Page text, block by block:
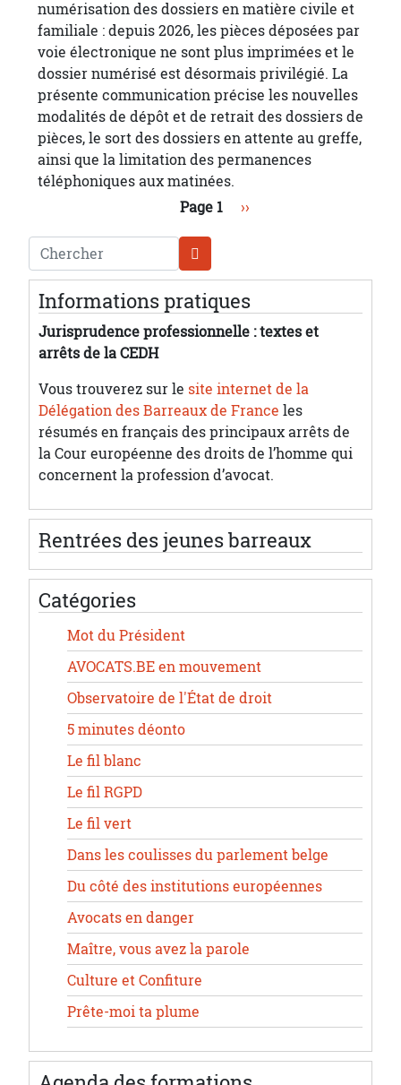
numérisation des dossiers en matière civile et
familiale : depuis 2026, les pièces déposées par
voie électronique ne sont plus imprimées et le
dossier numérisé est désormais privilégié. La
présente communication précise les nouvelles
modalités de dépôt et de retrait des dossiers de
pièces, le sort des dossiers en attente au greffe,
ainsi que la limitation des permanences
téléphoniques aux matinées.
Page 1 Page suivante
››
Chercher
Informations pratiques
Jurisprudence professionnelle : textes et
arrêts de la CEDH
Vous trouverez sur le site internet de la
Délégation des Barreaux de France les
résumés en français des principaux arrêts de
la Cour européenne des droits de l’homme qui
concernent la profession d’avocat.
Rentrées des jeunes barreaux
Catégories
Mot du Président
AVOCATS.BE en mouvement
Observatoire de l'État de droit
5 minutes déonto
Le fil blanc
Le fil RGPD
Le fil vert
Dans les coulisses du parlement belge
Du côté des institutions européennes
Avocats en danger
Maître, vous avez la parole
Culture et Confiture
Prête-moi ta plume